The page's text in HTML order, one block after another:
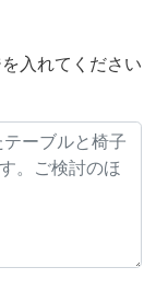
入れてください